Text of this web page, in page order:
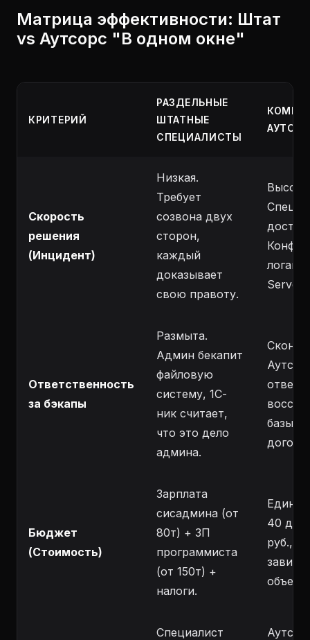
Матрица эффективности: Штат
vs Аутсорс "В одном окне"
КРИТЕРИЙ
РАЗДЕЛЬНЫЕ
ШТАТНЫЕ
СПЕЦИАЛИСТЫ
Скорость
решения
(Инцидент)
Низкая.
Требует
созвона двух
сторон,
каждый
доказывает
свою правоту.
доступ
логам
Server.
Ответственность
за бэкапы
Размыта.
Админ бекапит
файловую
систему, 1С-
ник считает,
что это дело
админа.
базы
Бюджет
(Стоимость)
Зарплата
сисадмина (от
80т) + ЗП
программиста
(от 150т) +
налоги.
40 до
руб., в
Специалист